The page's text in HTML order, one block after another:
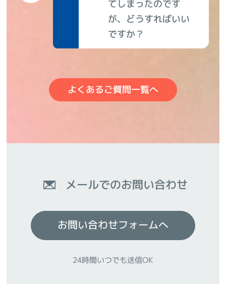
てしまったのです
が、どうすればいい
ですか？
よくあるご質問一覧へ
メールでのお問い合わせ
お問い合わせフォームへ
24時間いつでも送信OK